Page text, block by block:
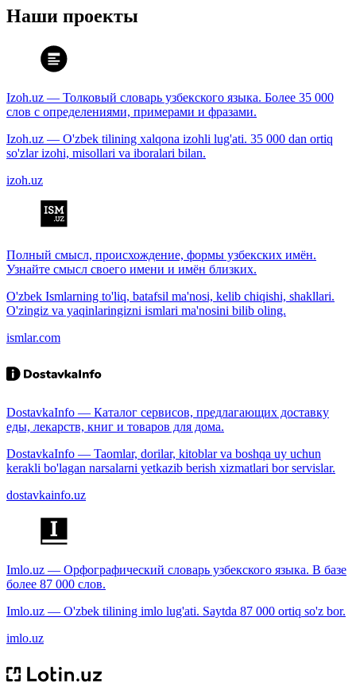
Наши проекты
Izoh.uz — Толковый словарь узбекского языка. Более 35 000
слов с определениями, примерами и фразами.
Izoh.uz — O'zbek tilining xalqona izohli lug'ati. 35 000 dan ortiq
so'zlar izohi, misollari va iboralari bilan.
izoh.uz
Полный смысл, происхождение, формы узбекских имён.
Узнайте смысл своего имени и имён близких.
O'zbek Ismlarning to'liq, batafsil ma'nosi, kelib chiqishi, shakllari.
O'zingiz va yaqinlaringizni ismlari ma'nosini bilib oling.
ismlar.com
DostavkaInfo — Каталог сервисов, предлагающих доставку
еды, лекарств, книг и товаров для дома.
DostavkaInfo — Taomlar, dorilar, kitoblar va boshqa uy uchun
kerakli bo'lagan narsalarni yetkazib berish xizmatlari bor servislar.
dostavkainfo.uz
Imlo.uz — Орфографический словарь узбекского языка. В базе
более 87 000 слов.
Imlo.uz — O'zbek tilining imlo lug'ati. Saytda 87 000 ortiq so'z bor.
imlo.uz